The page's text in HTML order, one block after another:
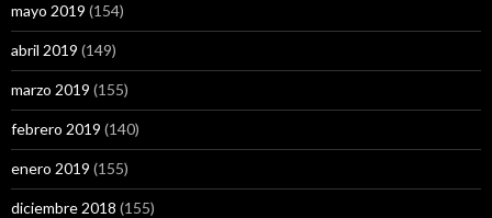
mayo 2019 (154)
abril 2019 (149)
marzo 2019 (155)
febrero 2019 (140)
enero 2019 (155)
diciembre 2018 (155)